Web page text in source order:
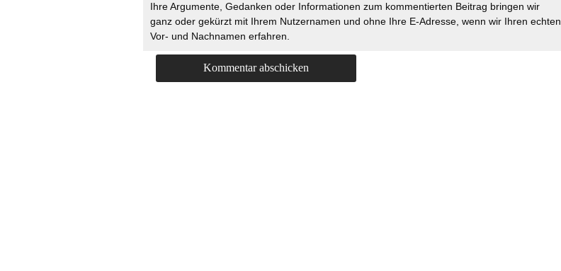
Ihre Argumente, Gedanken oder Informationen zum kommentierten Beitrag bringen wir
ganz oder gekürzt mit Ihrem Nutzernamen und ohne Ihre E-Adresse, wenn wir Ihren echten
Vor- und Nachnamen erfahren.